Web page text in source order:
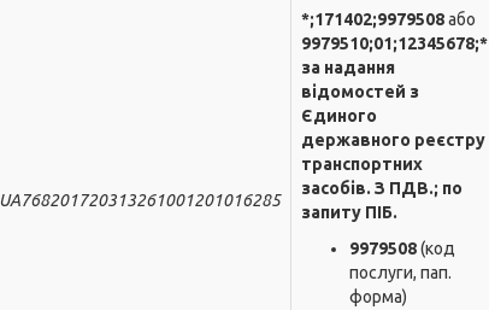
UA768201720313261001201016285
*;171402;9979508або
9979510;01;12345678;*
за надання
відомостей з
Єдиного
державного реєстру
транспортних
засобів. З ПДВ.; по
запиту ПІБ.
9979508(код
послуги, пап.
форма)